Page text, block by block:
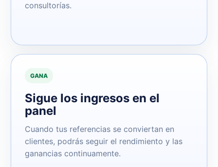
consultorías.
GANA
Sigue los ingresos en el
panel
Cuando tus referencias se conviertan en
clientes, podrás seguir el rendimiento y las
ganancias continuamente.